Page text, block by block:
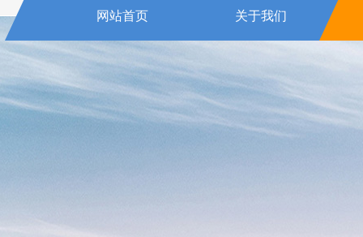
网站首页 关于我们